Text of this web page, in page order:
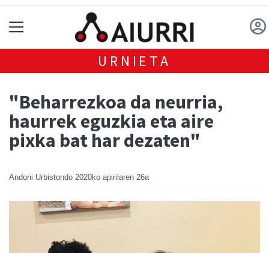
URNIETA
"Beharrezkoa da neurria,
haurrek eguzkia eta aire
pixka bat har dezaten"
Andoni Urbistondo 2020ko apirilaren 26a